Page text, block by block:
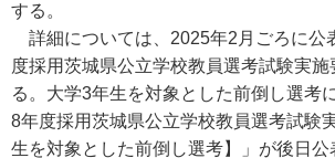
する。
詳細については、2025年2月ごろに公
度採用茨城県公立学校教員選考試験実施
る。大学3年生を対象とした前倒し選考
8年度採用茨城県公立学校教員選考試験
生を対象とした前倒し選考】」が後日公